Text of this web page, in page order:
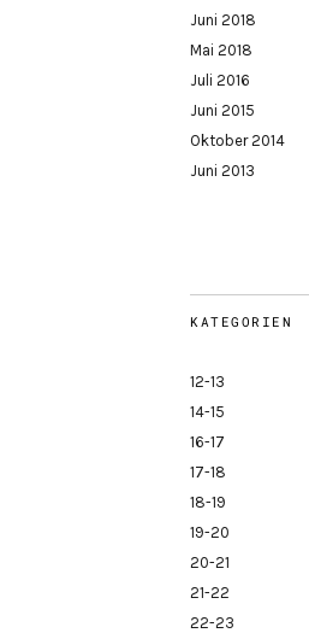
Juni 2018
Mai 2018
Juli 2016
Juni 2015
Oktober 2014
Juni 2013
KATEGORIEN
12-13
14-15
16-17
17-18
18-19
19-20
20-21
21-22
22-23